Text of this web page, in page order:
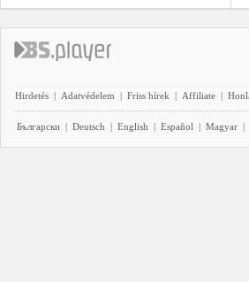
Hirdetés | Adatvédelem | Friss hírek | Affiliate |
Български | Deutsch | English | Español | Magyar |